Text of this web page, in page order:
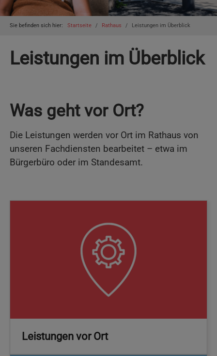
You are here:
Sie befinden sich hier: Startseite Rathaus Leistungen im Überblick
Leistungen im Überblick
Was geht vor Ort?
Die Leistungen werden vor Ort im Rathaus von
unseren Fachdiensten bearbeitet – etwa im
Bürgerbüro oder im Standesamt.
Leistungen vor Ort